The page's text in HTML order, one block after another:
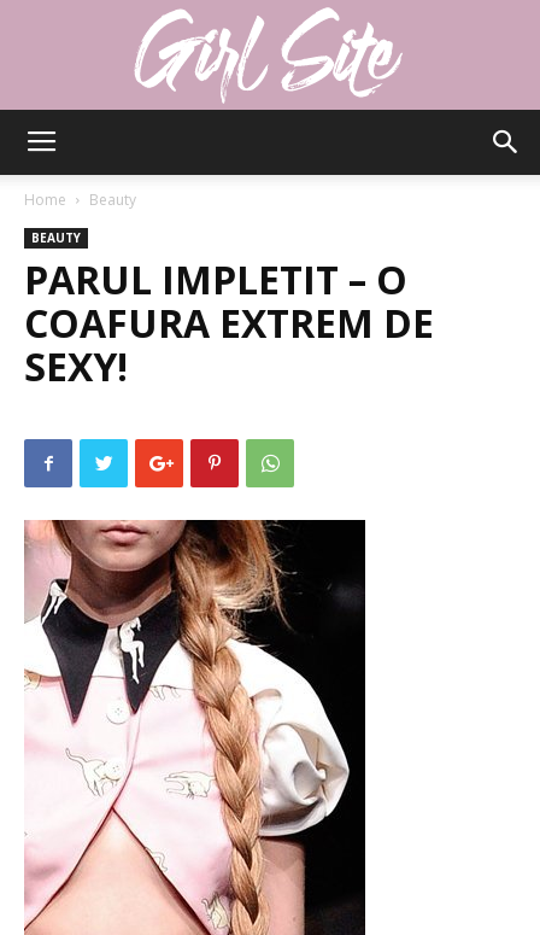
Home Beauty
BEAUTY
PARUL IMPLETIT – O
COAFURA EXTREM DE
SEXY!